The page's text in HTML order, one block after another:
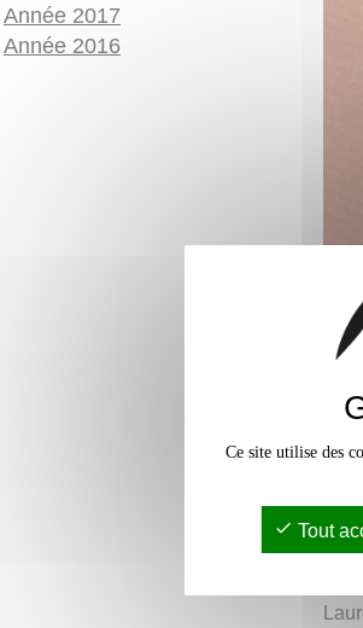
les
Année 2017
Année 2016
Ce site utilise des
Tout